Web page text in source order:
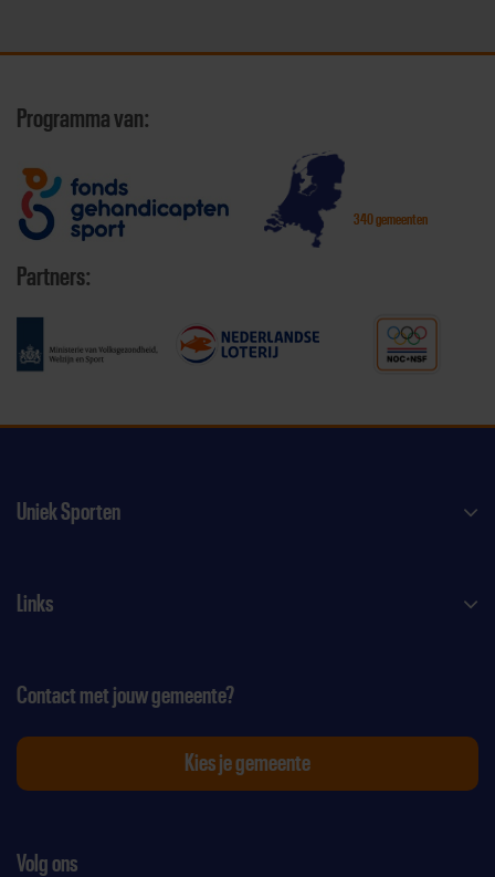
Programma van:
340 gemeenten
Partners:
Uniek Sporten
Links
Volg ons
Contact met jouw gemeente?
Kies je gemeente